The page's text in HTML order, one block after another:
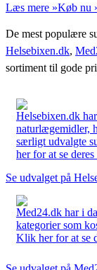
Læs mere »Køb nu
De mest populære
Helsebixen.dk,
sortiment til gode
Helsebixen.dk
naturlægemidler,
særligt udvalgte
her for at se
Se udvalget på
Med24.dk har i
kategorier som
Klik her for at se